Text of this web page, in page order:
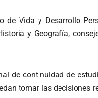
Vida y Desarrollo
y Geografía,
de continuidad de
tomar las